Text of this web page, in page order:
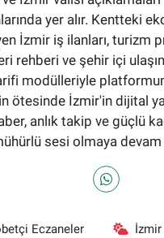
yer alır. Kentteki
İzmir iş ilanları, turizm
rehberi ve şehir içi
modülleriyle
ötesinde İzmir'in dijital
anlık takip ve güçlü
sesi olmaya
Eczaneler